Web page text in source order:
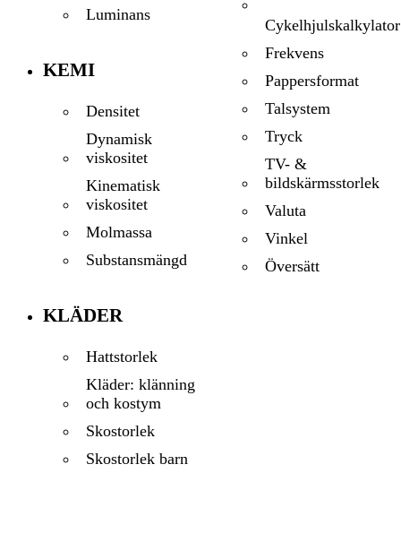
Luminans
KEMI
Densitet
Dynamisk
viskositet
Kinematisk
viskositet
Molmassa
Substansmängd
KLÄDER
Hattstorlek
Kläder: klänning
och kostym
Skostorlek
Skostorlek barn
Cykelhjulskalkylator
Frekvens
Pappersformat
Talsystem
Tryck
TV- &
bildskärmsstorlek
Valuta
Vinkel
Översätt